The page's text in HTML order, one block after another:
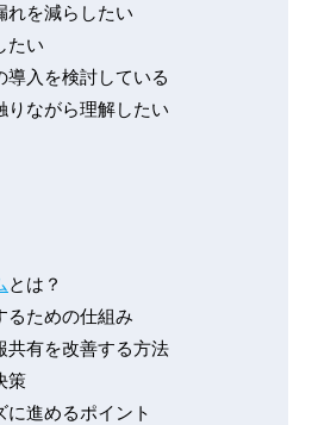
れを減らしたい
たい
導入を検討している
りながら理解したい
とは？
るための仕組み
共有を改善する方法
策
に進めるポイント